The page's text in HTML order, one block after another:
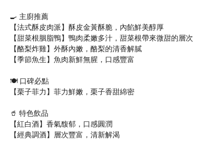
🍳 主廚推薦
【法式酥皮肉派】酥皮金黃酥脆，內餡鮮美醇厚
【甜菜根胭脂鴨】鴨肉柔嫩多汁，甜菜根帶來微甜的層次
【酪梨炸雞】外酥內嫩，酪梨的清香解膩
【季節魚生】魚肉新鮮無腥，口感豐富
🍽️ ️口碑必點
【栗子菲力】菲力鮮嫩，栗子香甜綿密
🥤 特色飲品
【紅白酒】香氣馥郁，口感圓潤
【經典調酒】層次豐富，清新解渴